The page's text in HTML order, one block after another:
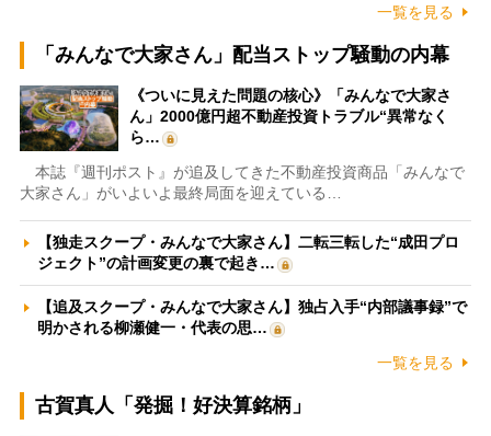
一覧を見る
「みんなで大家さん」配当ストップ騒動の内幕
《ついに見えた問題の核心》「みんなで大家さ
ん」2000億円超不動産投資トラブル“異常なく
ら…
本誌『週刊ポスト』が追及してきた不動産投資商品「みんなで
大家さん」がいよいよ最終局面を迎えている…
【独走スクープ・みんなで大家さん】二転三転した“成田プロ
ジェクト”の計画変更の裏で起き…
【追及スクープ・みんなで大家さん】独占入手“内部議事録”で
明かされる柳瀬健一・代表の思…
一覧を見る
古賀真人「発掘！好決算銘柄」